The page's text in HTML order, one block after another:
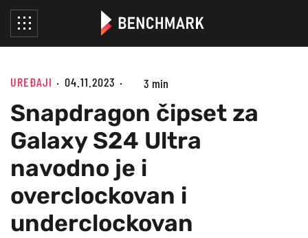
UREĐAJI 04.11.2023 3 min
Snapdragon čipset za
Galaxy S24 Ultra
navodno je i
overclockovan i
underclockovan